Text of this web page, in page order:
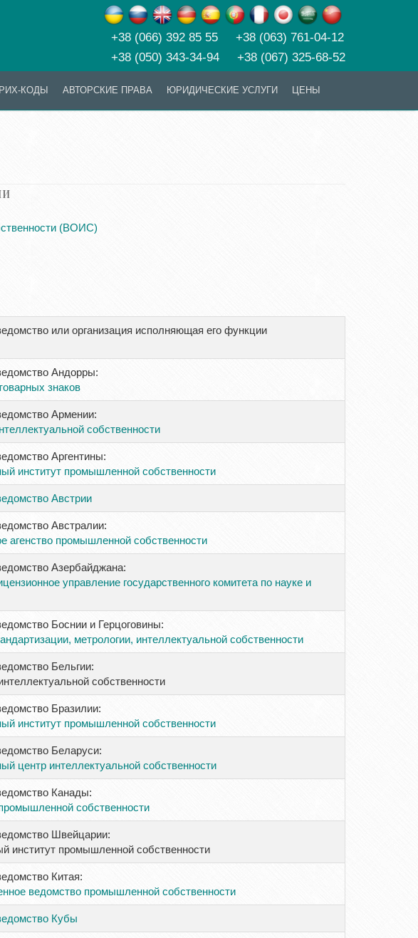
+38 (066) 392 85 55 +38 (063) 761-04-12
+38 (050) 343-34-94 +38 (067) 325-68-52
КОДЫ АВТОРСКИЕ ПРАВА ЮРИДИЧЕСКИЕ УСЛУГИ ЦЕНЫ
(ВОИС)
или организация исполняющая его функции
Андорры:
знаков
Армении:
собственности
Аргентины:
институт промышленной собственности
Австрии
Австралии:
агенство промышленной собственности
Азербайджана:
управление государственного комитета по науке и
Боснии и Герцоговины:
метрологии, интеллектуальной собственности
Бельгии:
собственности
Бразилии:
институт промышленной собственности
Беларуси:
центр интеллектуальной собственности
Канады:
собственности
Швейцарии:
институт промышленной собственности
Китая:
ведомство промышленной собственности
Кубы